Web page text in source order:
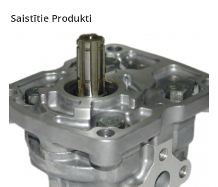
Saistītie Produkti